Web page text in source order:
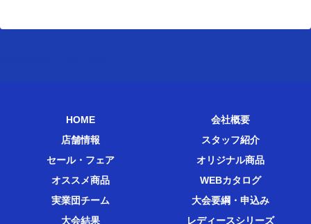
HOME
会社概要
店舗情報
スタッフ紹介
セール・フェア
オリジナル商品
オススメ商品
WEBカタログ
実業団チーム
大会要綱・申込み
大会結果
レディースシリーズ